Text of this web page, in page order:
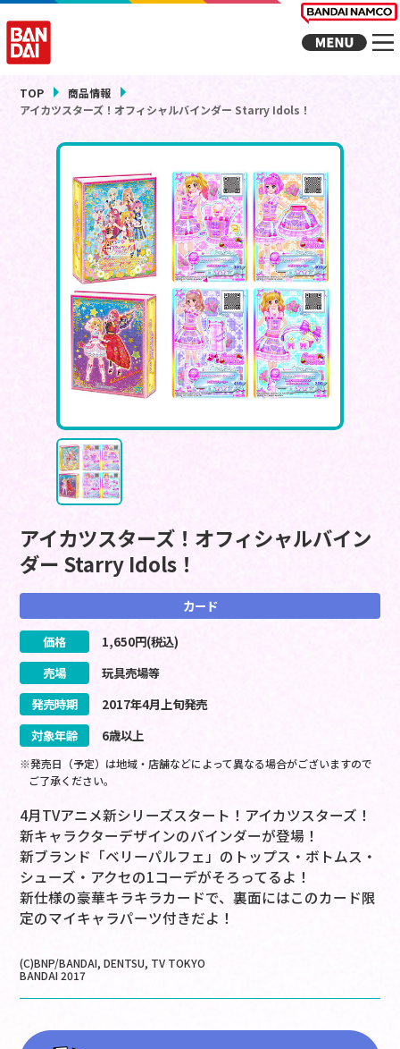
TOP
商品情報
アイカツスターズ！オフィシャルバインダー Starry Idols！
アイカツスターズ！オフィシャルバイン
ダー Starry Idols！
カード
価格 1,650円(税込)
売場
玩具売場等
発売時期
2017年4月上旬発売
対象年齢
6歳以上
※発売日（予定）は地域・店舗などによって異なる場合がございますので
ご了承ください。
4月TVアニメ新シリーズスタート！アイカツスターズ！
新キャラクターデザインのバインダーが登場！
新ブランド「ベリーパルフェ」のトップス・ボトムス・
シューズ・アクセの1コーデがそろってるよ！
新仕様の豪華キラキラカードで、裏面にはこのカード限
定のマイキャラパーツ付きだよ！
(C)BNP/BANDAI, DENTSU, TV TOKYO
BANDAI 2017